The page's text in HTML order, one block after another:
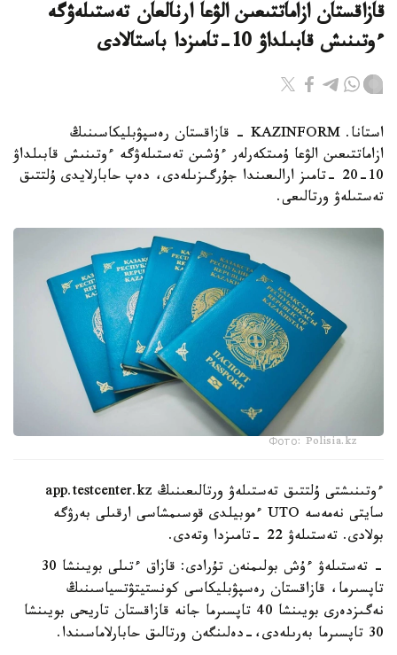
قازاقستان ازاماتتىعىن الۋعا ارنالعان تەستىلەۋگە
ءوتىنىش قابىلداۋ 10-تامىزدا باستالادى
استانا. KAZINFORM - قازاقستان رەسپۋبليكاسىنىڭ
ازاماتتىعىن الۋعا ۇمىتكەرلەر ءۇشىن تەستىلەۋگە ءوتىنىش قابىلداۋ
10-20 -تامىز ارالىعىندا جۇرگىزىلەدى، دەپ حابارلايدى ۇلتتىق
تەستىلەۋ ورتالىعى.
Фото: Polisia.kz
ءوتىنىشتى ۇلتتىق تەستىلەۋ ورتالىعىنىڭ app.testcenter.kz
سايتى نەمەسە UTO ءموبيلدى قوسىمشاسى ارقىلى بەرۋگە
بولادى. تەستىلەۋ 22 -تامىزدا وتەدى.
- تەستىلەۋ ءۇش بولىمنەن تۇرادى: قازاق ءتىلى بويىنشا 30
تاپسىرما، قازاقستان رەسپۋبليكاسى كونستيتۋتسياسىنىڭ
نەگىزدەرى بويىنشا 40 تاپسىرما جانە قازاقستان تاريحى بويىنشا
30 تاپسىرما بەرىلەدى،-دەلىنگەن ورتالىق حابارلاماسىندا.